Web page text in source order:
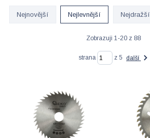
Nejnovější Nejlevnější Nejdražší
Zobrazuji 1-20 z 88
strana z 5 další